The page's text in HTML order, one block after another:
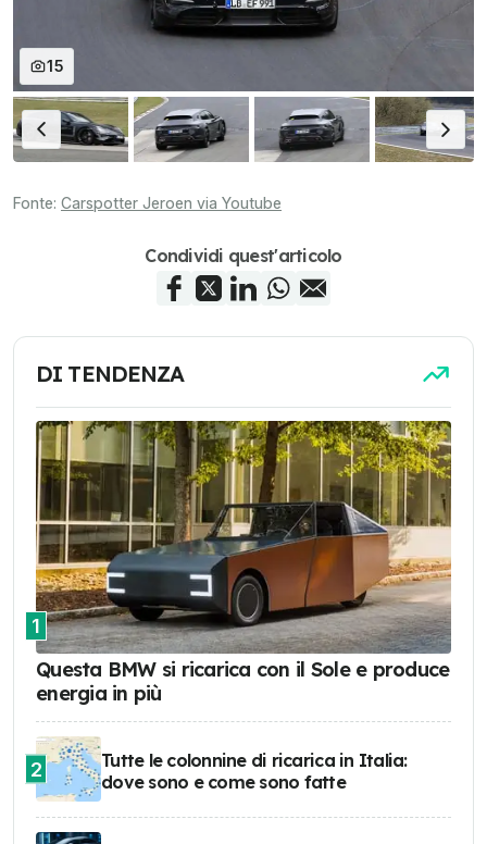
15
Fonte: Carspotter Jeroen via Youtube
Condividi quest'articolo
DI TENDENZA
1
Questa BMW si ricarica con il Sole e produce
energia in più
2
Tutte le colonnine di ricarica in Italia:
dove sono e come sono fatte